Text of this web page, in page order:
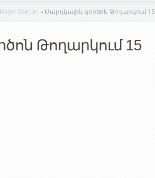
Gorcon » Մարդկային գործոն Թողարկում 15
Թողարկում 15